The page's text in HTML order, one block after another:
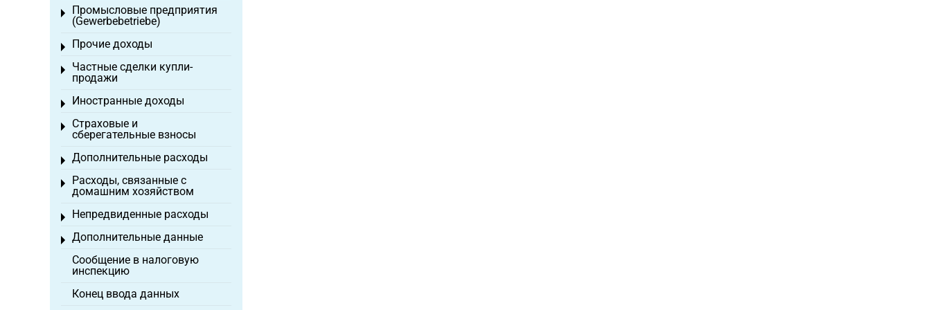
Промысловые предприятия
(Gewerbebetriebe)
Toggle menu
Прочие доходы
Toggle menu
Частные сделки купли-
продажи
Toggle menu
Иностранные доходы
Toggle menu
Страховые и
сберегательные взносы
Toggle menu
Дополнительные расходы
Toggle menu
Расходы, связанные с
домашним хозяйством
Toggle menu
Непредвиденные расходы
Toggle menu
Дополнительные данные
Toggle menu
Сообщение в налоговую
инспекцию
Конец ввода данных